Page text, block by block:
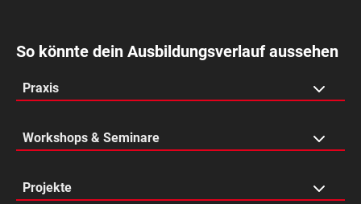
So könnte dein Ausbildungsverlauf aussehen
Praxis
Verkaufsprozesse
Kassenprozesse
Workshops & Seminare
Dress for Success
Projekte